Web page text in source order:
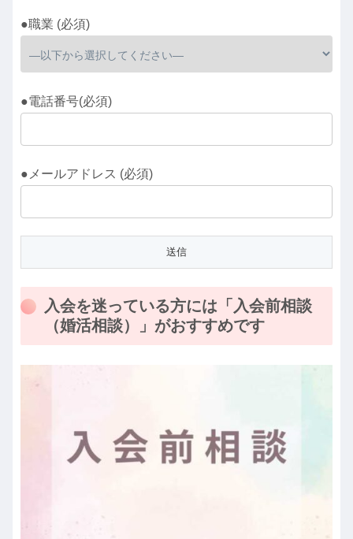
●職業 (必須)
●電話番号(必須)
●メールアドレス (必須)
入会を迷っている方には「入会前相談
（婚活相談）」がおすすめです